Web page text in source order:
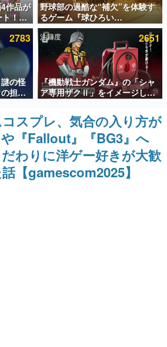
一覧
記事
が数千以上！ ページビュー数万以上！ などな
人々に読まれた、電ファミ渾身の“殿堂入り”記
ました。
企画書
クリエイターの方々に製作時のエピソードをお
トする企画（ゲーム）とは何か？を探ってい
いてはいけない。『赫本』は、〈試験問題〉
4作品が
ト！な
画ほぼ
ゃけ
野球部の過酷な“補欠”を体験す
るゲーム『球ひろい
Simulator』が「1件」のウィッ
シュリストをもとにチェコ語に
対応しSNSで話題に。『キング
ダム・カム』開発元やチェコの
プロ野球選手から称賛の声
2783
の怪
担当
判
異世
プノ
ど
注目度 2651
『機動戦士ガンダム』の「シャ
ア専用ザクⅡ」をイメージした
散水ホースリールが予約開始。
本体にはシャアのパーソナルマ
ークやジオン公国軍のエンブレ
ム、型式番号などを配置
スプレ、気合の入り方が
『Fallout』『BG3』へ
わりに洋ゲー好きが大歓
【gamescom2025】